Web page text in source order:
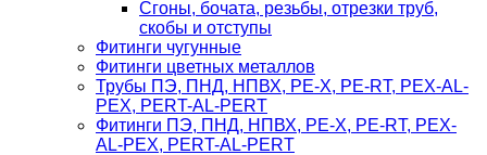
Сгоны, бочата, резьбы, отрезки труб,
скобы и отступы
Фитинги чугунные
Фитинги цветных металлов
Трубы ПЭ, ПНД, НПВХ, PE-X, PE-RT, PEX-AL-
PEX, PERT-AL-PERT
Фитинги ПЭ, ПНД, НПВХ, PE-X, PE-RT, PEX-
AL-PEX, PERT-AL-PERT